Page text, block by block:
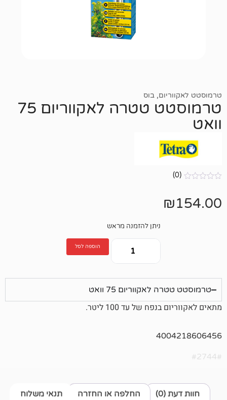
,בוס
טרמוסטט טטרה לאקווריום 75
הוספה לסל
75 וואט
של עד 100 ליטר.
תנאי משלוח החלפה או החזרה